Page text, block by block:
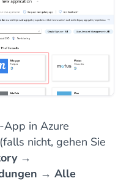
App in Azure
nicht, gehen Sie
→
→ Alle